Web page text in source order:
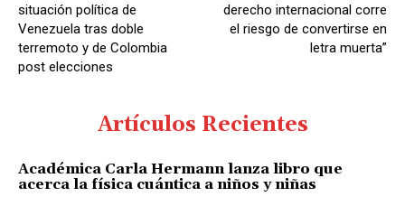
situación política de
Venezuela tras doble
terremoto y de Colombia
post elecciones
derecho internacional corre
el riesgo de convertirse en
letra muerta”
Artículos Recientes
Académica Carla Hermann lanza libro que
acerca la física cuántica a niños y niñas